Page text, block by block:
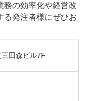
務の効率化や経営改
る発注者様にぜひお
田森ビル7F